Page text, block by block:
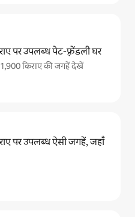
पर उपलब्ध पेट-फ़्रेंडली घर
किराए की जगहें देखें
पर उपलब्ध ऐसी जगहें, जहाँ